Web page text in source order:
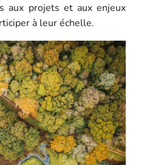
aux projets et aux enjeux
à leur échelle.